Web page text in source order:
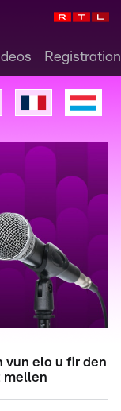
Registration
vun elo u fir den
mellen